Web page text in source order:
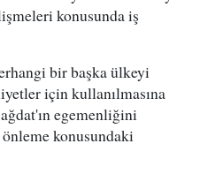
konusunda iş
bir başka ülkeyi
için kullanılmasına
egemenliğini
önleme konusundaki